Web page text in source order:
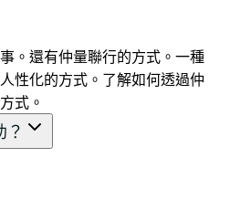
。還有仲量聯行的方式。一種
性化的方式。了解如何透過仲
式。
？